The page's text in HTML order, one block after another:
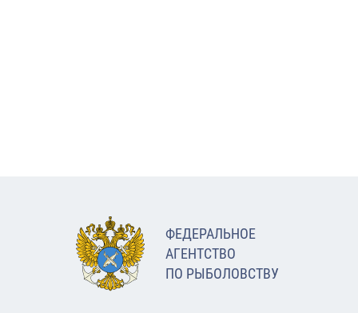
ФЕДЕРАЛЬНОЕ
АГЕНТСТВО
ПО РЫБОЛОВСТВУ